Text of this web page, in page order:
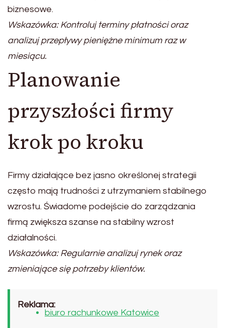
biznesowe.
Wskazówka: Kontroluj terminy płatności oraz
analizuj przepływy pieniężne minimum raz w
miesiącu.
Planowanie
przyszłości firmy
krok po kroku
Firmy działające bez jasno określonej strategii
często mają trudności z utrzymaniem stabilnego
wzrostu. Świadome podejście do zarządzania
firmą zwiększa szanse na stabilny wzrost
działalności.
Wskazówka: Regularnie analizuj rynek oraz
zmieniające się potrzeby klientów.
Reklama:
biuro rachunkowe Katowice